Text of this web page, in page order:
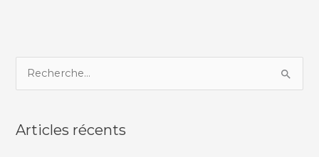
e
h
Articles récents